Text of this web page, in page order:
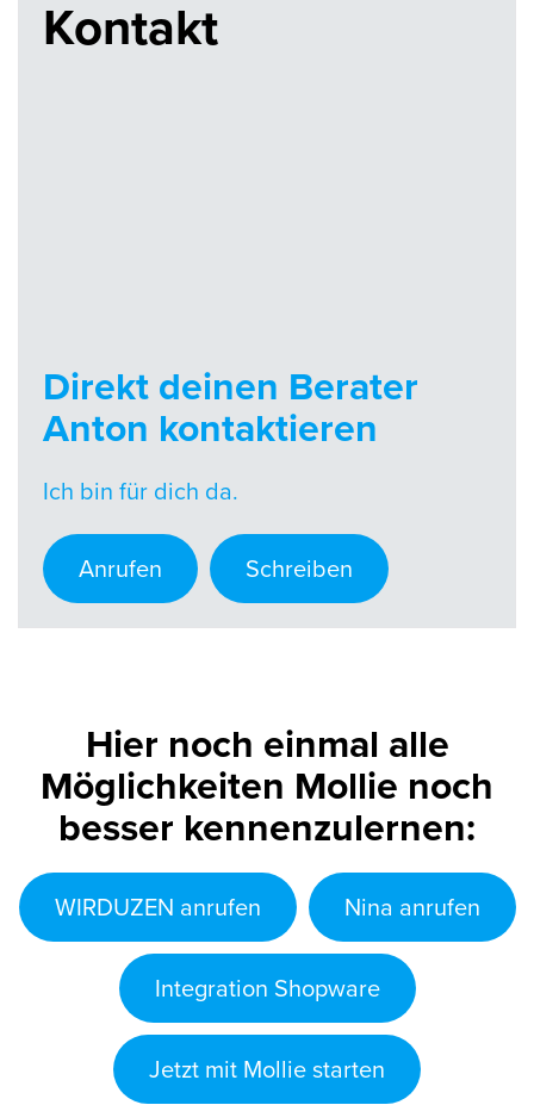
Kontakt
Direkt deinen Berater
Anton kontaktieren
Ich bin für dich da.
Anrufen Schreiben
Hier noch einmal alle
Möglichkeiten Mollie noch
besser kennenzulernen:
WIRDUZEN anrufen Nina anrufen
Integration Shopware
Jetzt mit Mollie starten